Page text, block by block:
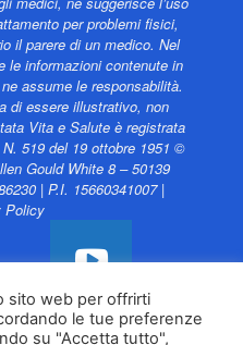
per problemi fisici,
il parere di un medico. Nel
le informazioni contenute in
assume le responsabilità.
di essere illustrativo, non
Vita e Salute è registrata
519 del 19 ottobre 1951 ©
Gould White 8 – 50139
| P.I. 15660341007 |
Policy
web è
sito web per offrirti
le tue preferenze
su "Accetta tutto",